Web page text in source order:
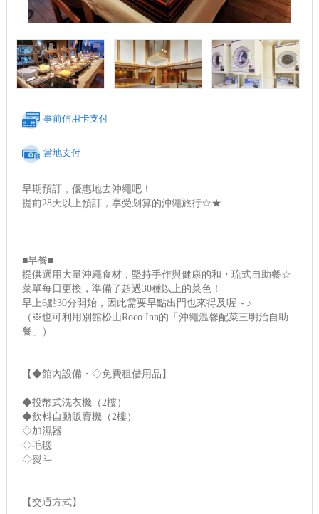
事前信用卡支付
當地支付
早期預訂，優惠地去沖繩吧！
提前28天以上預訂，享受划算的沖繩旅行☆★
■早餐■
提供選用大量沖繩食材，堅持手作與健康的和・琉式自助餐☆
菜單每日更換，準備了超過30種以上的菜色！
早上6點30分開始，因此需要早點出門也來得及喔～♪
（※也可利用別館松山Roco Inn的「沖繩温馨配菜三明治自助
餐」）
【◆館內設備・◇免費租借用品】
◆投幣式洗衣機（2樓）
◆飲料自動販賣機（2樓）
◇加濕器
◇毛毯
◇熨斗
【交通方式】